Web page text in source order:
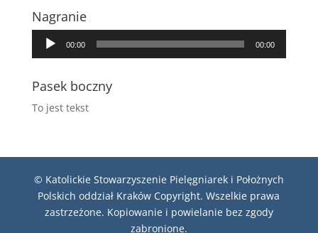
Nagranie
Odtwarzacz
plików
00:00 00:00
Pasek boczny
To jest tekst
© Katolickie Stowarzyszenie Pielęgniarek i Położnych
Polskich oddział Kraków Copyright. Wszelkie prawa
zastrzeżone. Kopiowanie i powielanie bez zgody
zabronione.